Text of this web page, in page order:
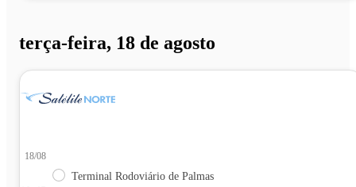
terça-feira, 18 de agosto
18/08
Terminal Rodoviário de Palmas